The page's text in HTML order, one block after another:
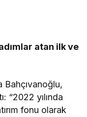
atan ilk ve
Bahçıvanoğlu,
“2022 yılında
fonu olarak